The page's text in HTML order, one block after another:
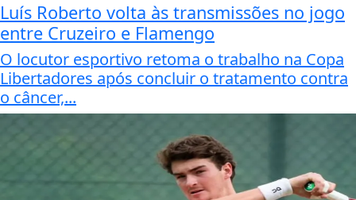
Luís Roberto volta às transmissões no jogo
entre Cruzeiro e Flamengo
O locutor esportivo retoma o trabalho na Copa
Libertadores após concluir o tratamento contra
o câncer,...